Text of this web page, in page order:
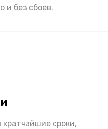
и без сбоев.
кратчайшие сроки,